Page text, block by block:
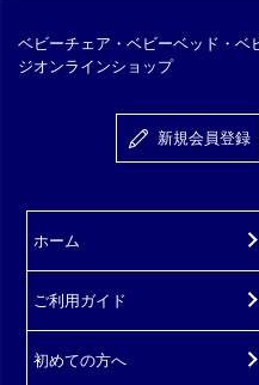
ベビーチェア・ベビーベッド・ベ
ジオンラインショップ
新規会員登録
ホーム
ご利用ガイド
初めての方へ